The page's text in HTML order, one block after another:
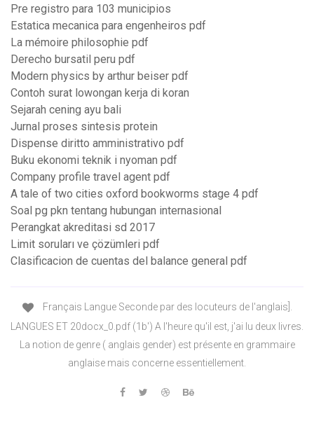
Pre registro para 103 municipios
Estatica mecanica para engenheiros pdf
La mémoire philosophie pdf
Derecho bursatil peru pdf
Modern physics by arthur beiser pdf
Contoh surat lowongan kerja di koran
Sejarah cening ayu bali
Jurnal proses sintesis protein
Dispense diritto amministrativo pdf
Buku ekonomi teknik i nyoman pdf
Company profile travel agent pdf
A tale of two cities oxford bookworms stage 4 pdf
Soal pg pkn tentang hubungan internasional
Perangkat akreditasi sd 2017
Limit soruları ve çözümleri pdf
Clasificacion de cuentas del balance general pdf
Français Langue Seconde par des locuteurs de l'anglais].
LANGUES ET 20docx_0.pdf (1b') A l'heure qu'il est, j'ai lu deux livres.
La notion de genre ( anglais gender) est présente en grammaire
anglaise mais concerne essentiellement.